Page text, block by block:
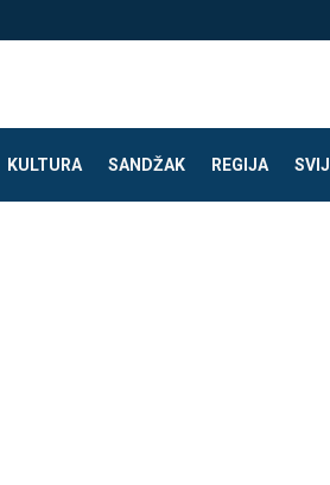
KULTURA SANDŽAK REGIJA